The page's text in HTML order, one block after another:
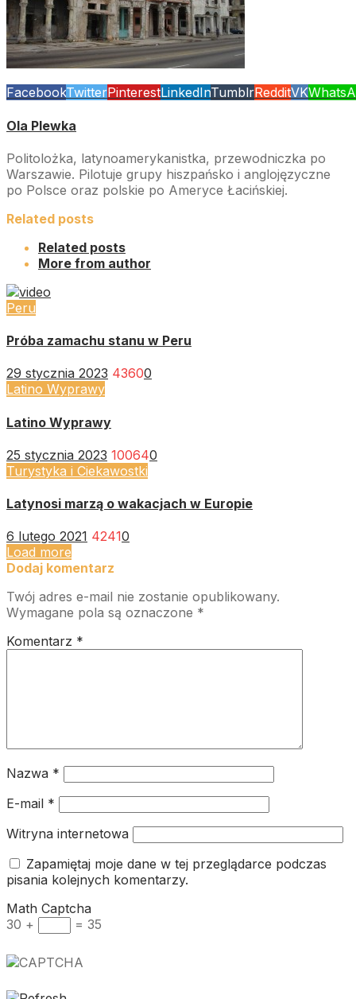
FacebookTwitterPinterestLinkedInTumblrRedditVK
Ola Plewka
Politolożka, latynoamerykanistka, przewodniczka po
Warszawie. Pilotuje grupy hiszpańsko i anglojęzyczne
po Polsce oraz polskie po Ameryce Łacińskiej.
Related posts
Related posts
More from author
Peru
Próba zamachu stanu w Peru
29 stycznia 2023 43600
Latino Wyprawy
Latino Wyprawy
25 stycznia 2023 100640
Turystyka i Ciekawostki
Latynosi marzą o wakacjach w Europie
6 lutego 2021 42410
Load more
Dodaj komentarz
Twój adres e-mail nie zostanie opublikowany.
Wymagane pola są oznaczone *
Komentarz *
Nazwa *
E-mail *
Witryna internetowa
Zapamiętaj moje dane w tej przeglądarce podczas
pisania kolejnych komentarzy.
Math Captcha
30 +
= 35